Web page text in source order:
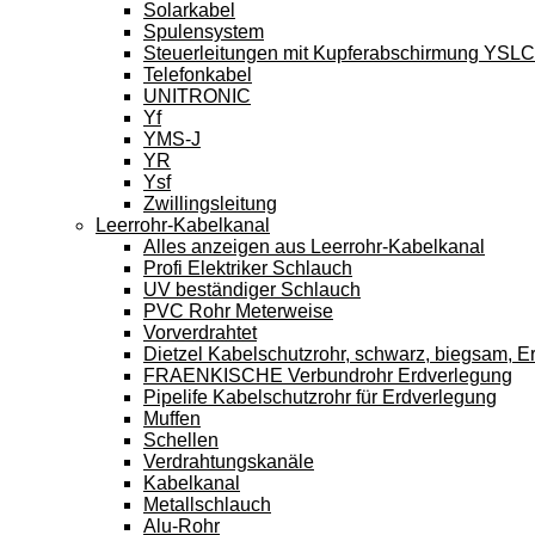
Solarkabel
Spulensystem
Steuerleitungen mit Kupferabschirmung
Telefonkabel
UNITRONIC
Yf
YMS-J
YR
Ysf
Zwillingsleitung
Leerrohr-Kabelkanal
Alles anzeigen aus Leerrohr-Kabelkanal
Profi Elektriker Schlauch
UV beständiger Schlauch
PVC Rohr Meterweise
Vorverdrahtet
Dietzel Kabelschutzrohr, schwarz, biegsam,
FRAENKISCHE Verbundrohr Erdverlegung
Pipelife Kabelschutzrohr für Erdverlegung
Muffen
Schellen
Verdrahtungskanäle
Kabelkanal
Metallschlauch
Alu-Rohr